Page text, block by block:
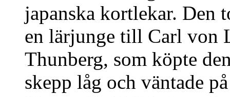
japanska kortlekar. Den
en lärjunge till Carl von
Thunberg, som köpte
skepp låg och väntade